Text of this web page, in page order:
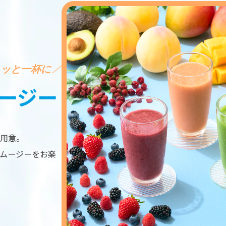
will be redirected to Choice Hotel International official website by
and the membership program differ from Japanese website.
Global Site
ご予約・空室検索
公式サイトベストレート
全プランお得価格！
チェックイン日
チェックアウト日
と一杯に
ジー
意。
ージーをお楽